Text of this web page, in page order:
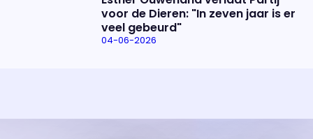
voor de Dieren: "In zeven jaar is er
veel gebeurd"
04-06-2026